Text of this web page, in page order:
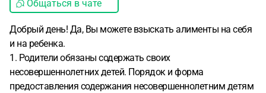
Общаться в чате
Добрый день! Да, Вы можете взыскать алименты на себя
и на ребенка.
1. Родители обязаны содержать своих
несовершеннолетних детей. Порядок и форма
предоставления содержания несовершеннолетним детям